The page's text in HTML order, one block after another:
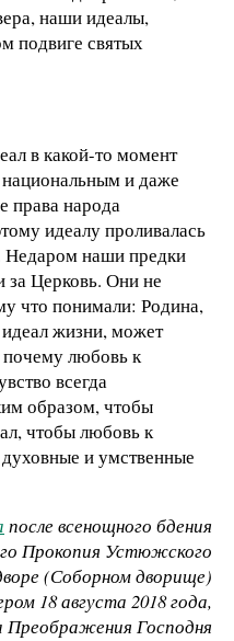
наши идеалы,
подвиге святых
в какой-то момент
и даже
права народа
идеалу проливалась
Недаром наши предки
за Церковь. Они не
что понимали: Родина,
жизни, может
почему любовь к
всегда
образом, чтобы
чтобы любовь к
и умственные
после всенощного бдения
Прокопия Устюжского
(Соборном дворище)
18 августа 2018 года,
Преображения Господня